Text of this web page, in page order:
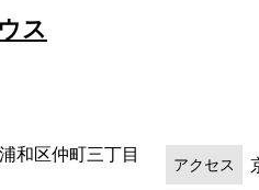
ス
和区仲町三丁目
アクセス